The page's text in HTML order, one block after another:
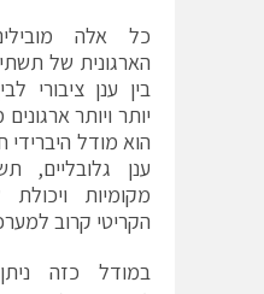
כל אלה
בין ענן ציבורי
יותר ויותר
הוא מודל היברידי
ענן גלובליים,
מקומיות
הקריטי קרוב
במודל כזה